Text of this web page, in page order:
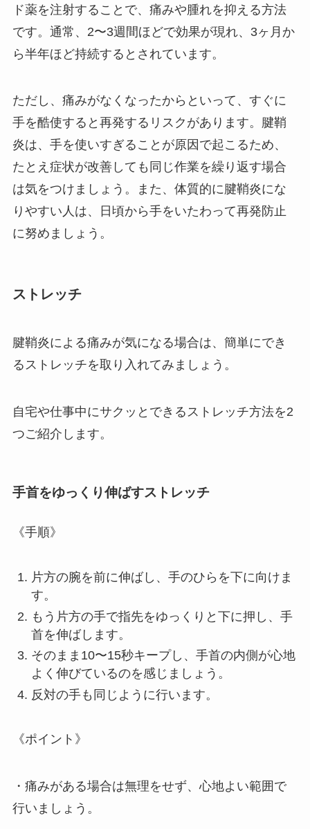
ド薬を注射することで、痛みや腫れを抑える方法
です。通常、2〜3週間ほどで効果が現れ、3ヶ月か
ら半年ほど持続するとされています。
ただし、痛みがなくなったからといって、すぐに
手を酷使すると再発するリスクがあります。腱鞘
炎は、手を使いすぎることが原因で起こるため、
たとえ症状が改善しても同じ作業を繰り返す場合
は気をつけましょう。また、体質的に腱鞘炎にな
りやすい人は、日頃から手をいたわって再発防止
に努めましょう。
ストレッチ
腱鞘炎による痛みが気になる場合は、簡単にでき
るストレッチを取り入れてみましょう。
自宅や仕事中にサクッとできるストレッチ方法を2
つご紹介します。
手首をゆっくり伸ばすストレッチ
《手順》
片方の腕を前に伸ばし、手のひらを下に向けま
す。
もう片方の手で指先をゆっくりと下に押し、手
首を伸ばします。
そのまま10〜15秒キープし、手首の内側が心地
よく伸びているのを感じましょう。
反対の手も同じように行います。
《ポイント》
・痛みがある場合は無理をせず、心地よい範囲で
行いましょう。